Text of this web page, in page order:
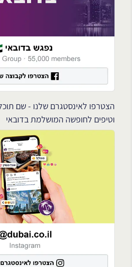
הצטרפו לאינסטגרם שלנו - שם
וטיפים לחופשה המושלמת בדובאי